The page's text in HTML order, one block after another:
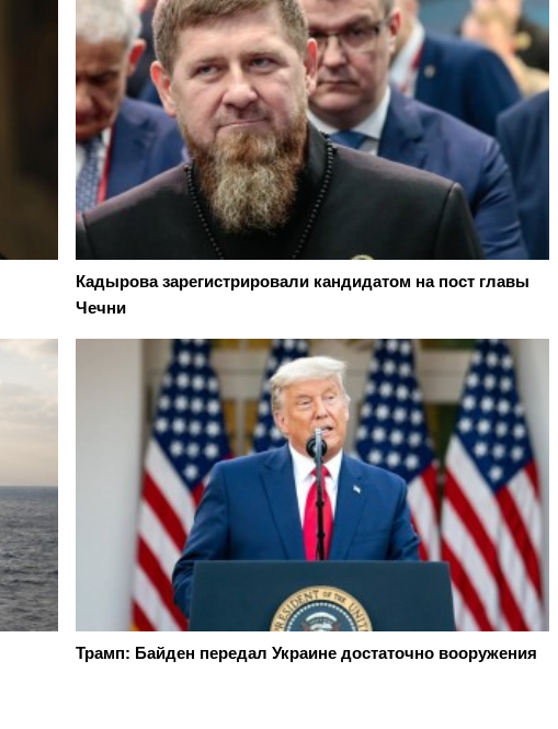
Кадырова зарегистрировали кандидатом на пост главы
Чечни
Трамп: Байден передал Украине достаточно вооружения